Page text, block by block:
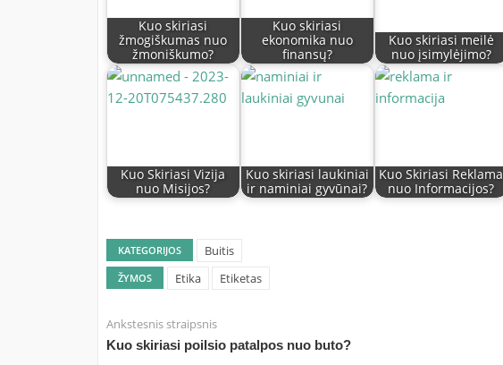
Kuo skiriasi
žmogiškumas nuo
žmoniškumo?
Kuo skiriasi
ekonomika nuo
finansų?
Kuo skiriasi meilė
nuo įsimylėjimo?
Kuo Skiriasi Vizija
nuo Misijos?
Kuo skiriasi laukiniai
ir naminiai gyvūnai?
Kuo Skiriasi Reklama
nuo Informacijos?
KATEGORIJOS Buitis
ŽYMOS Etika Etiketas
Ankstesnis straipsnis
Kuo skiriasi poilsio patalpos nuo buto?